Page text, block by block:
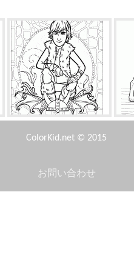
しゃっ​​くりします
ColorKid.net © 2015
お問い合わせ